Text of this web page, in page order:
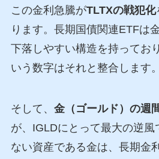
この金利急騰がTLTXの戦犯化
ります。長期国債関連ETFは
下落しやすい構造を持ってお
いう数字はそれと整合します。
そして、 金（ゴールド）の週
が、IGLDにとって最大の逆風
ない資産である金は、長期金